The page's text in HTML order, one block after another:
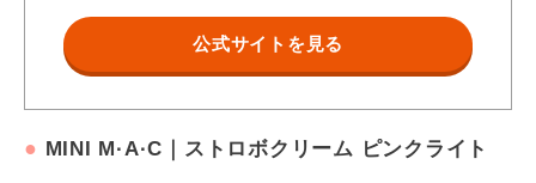
水、メトキシケイヒ酸エチルヘキシル、ＢＧ、グリセリン、ｔ－
ブチルメトキシジベンゾイルメタン、ジメチコン、オクトクリレ
ン、ＰＥＧ／ＰＰＧ－１４／７ジメチルエーテル、水添ポリデセ
メチコン、トレハロース、イソステアリン酸、ステアリン酸グリ
公式サイトを見る
● MINI M·A·C｜ストロボクリーム ピンクライト